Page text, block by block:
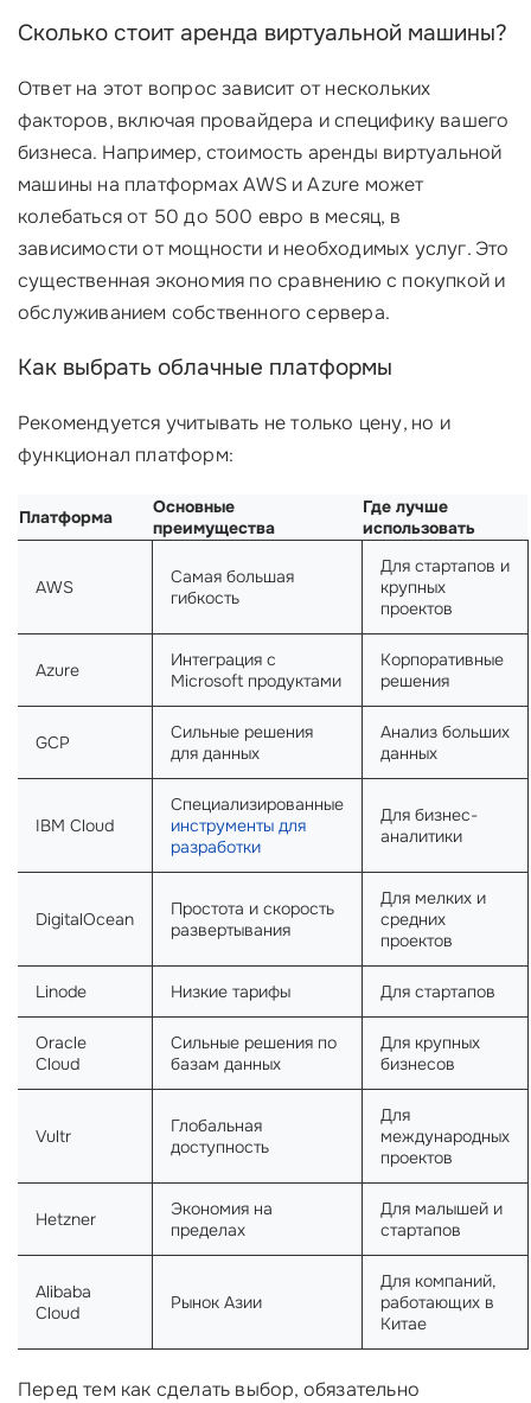
Сколько стоит аренда виртуальной машины?
Ответ на этот вопрос зависит от нескольких
факторов, включая провайдера и специфику вашего
бизнеса. Например, стоимость аренды виртуальной
машины на платформах AWS и Azure может
колебаться от 50 до 500 евро в месяц, в
зависимости от мощности и необходимых услуг. Это
существенная экономия по сравнению с покупкой и
обслуживанием собственного сервера.
Как выбрать облачные платформы
Рекомендуется учитывать не только цену, но и
функционал платформ:
Платформа
Основные
преимущества
Где лучше
использовать
AWS
Самая большая
гибкость
Для стартапов и
крупных
проектов
Azure
Интеграция с
Microsoft продуктами
Корпоративные
решения
GCP
Сильные решения
для данных
Анализ больших
данных
IBM Cloud
Специализированные
инструменты для
разработки
Для бизнес-
аналитики
DigitalOcean
Простота и скорость
развертывания
Для мелких и
средних
проектов
Linode Низкие тарифы Для стартапов
Oracle
Cloud
Сильные решения по
базам данных
Для крупных
бизнесов
Vultr
Глобальная
доступность
Для
международных
проектов
Hetzner
Экономия на
пределах
Для малышей и
стартапов
Alibaba
Cloud
Рынок Азии
Для компаний,
работающих в
Китае
Перед тем как сделать выбор, обязательно